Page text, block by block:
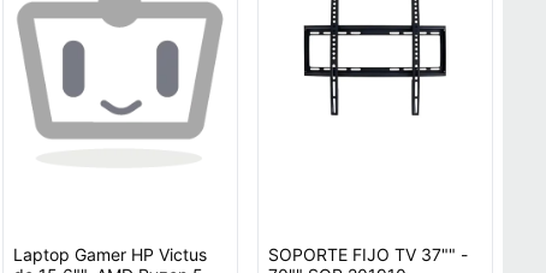
Laptop Gamer HP Victus
SOPORTE FIJO TV 37"" -